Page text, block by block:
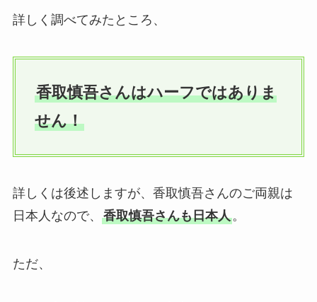
詳しく調べてみたところ、
香取慎吾さんはハーフではありま
せん！
詳しくは後述しますが、香取慎吾さんのご両親は
日本人なので、 香取慎吾さんも日本人。
ただ、